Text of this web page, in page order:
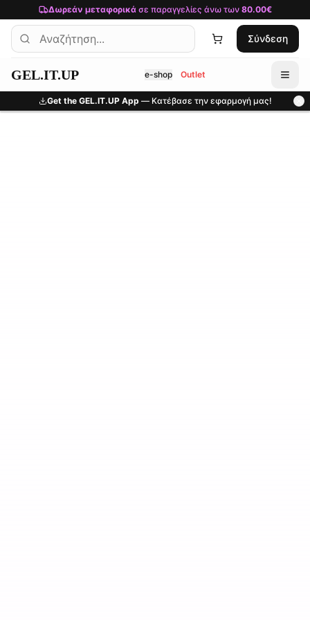
Μετάβαση στο κύριο περιεχόμενο
Δωρεάν μεταφορικάσε παραγγελίες άνω των 80.00€
Σύνδεση
GEL.IT.UP e-shop Outlet
Get the GEL.IT.UP App — Κατέβασε την εφαρμογή μας!